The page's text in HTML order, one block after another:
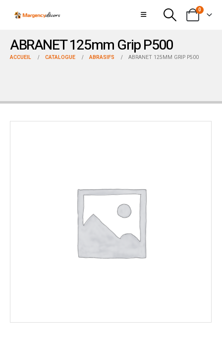
0
ABRANET 125mm Grip P500
ACCUEIL CATALOGUE ABRASIFS ABRANET 125MM GRIP P500